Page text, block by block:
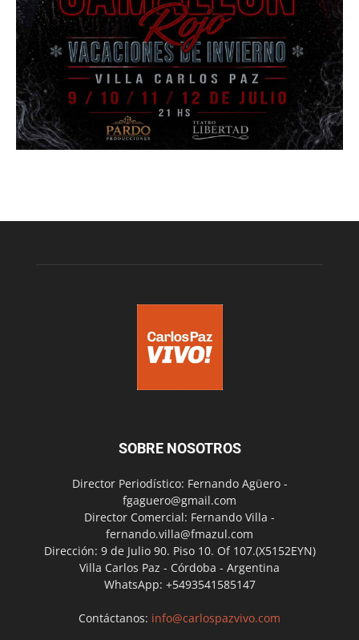
SOBRE NOSOTROS
Director Periodístico: Fernando Agüero -
fgaguero@gmail.com
Director Comercial: Fernando Villa -
fernando.villa@fmazul.com
Dirección: 9 de Julio 90. Piso 10. Of 107.(X5152EYN)
Villa Carlos Paz - Córdoba - Argentina
WhatsApp: +5493541585147
Contáctanos: info@carlospazvivo.com